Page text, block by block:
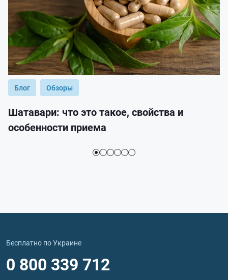
Блог Обзоры
Шатавари: что это такое, свойства и
особенности приема
Бесплатно по Украине
0 800 339 712